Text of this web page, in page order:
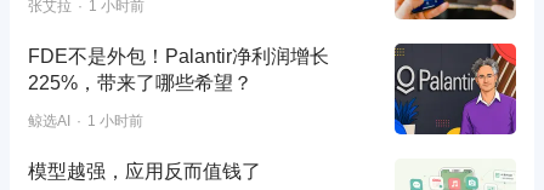
张艾拉 1 小时前
FDE不是外包！Palantir净利润增长
225%，带来了哪些希望？
鲸选AI 1 小时前
模型越强，应用反而值钱了